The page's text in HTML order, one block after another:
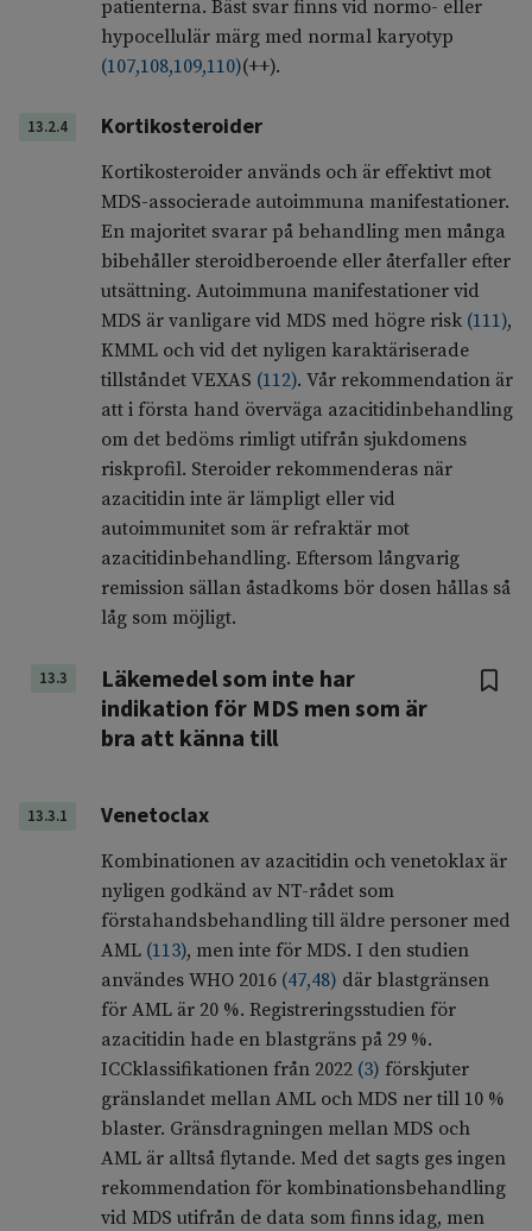
patienterna. Bäst svar finns vid normo- eller
hypocellulär märg med normal karyotyp
(107,108,109,110)(++).
13.2.4 Kortikosteroider
Kortikosteroider används och är effektivt mot
MDS-associerade autoimmuna manifestationer.
En majoritet svarar på behandling men många
bibehåller steroidberoende eller återfaller efter
utsättning. Autoimmuna manifestationer vid
MDS är vanligare vid MDS med högre risk (111),
KMML och vid det nyligen karaktäriserade
tillståndet VEXAS (112). Vår rekommendation är
att i första hand överväga azacitidinbehandling
om det bedöms rimligt utifrån sjukdomens
riskprofil. Steroider rekommenderas när
azacitidin inte är lämpligt eller vid
autoimmunitet som är refraktär mot
azacitidinbehandling. Eftersom långvarig
remission sällan åstadkoms bör dosen hållas så
låg som möjligt.
13.3
Läkemedel som inte har
indikation för MDS men som är
bra att känna till
13.3.1 Venetoclax
Kombinationen av azacitidin och venetoklax är
nyligen godkänd av NT-rådet som
förstahandsbehandling till äldre personer med
AML (113), men inte för MDS. I den studien
användes WHO 2016 (47,48) där blastgränsen
för AML är 20 %. Registreringsstudien för
azacitidin hade en blastgräns på 29 %.
ICCklassifikationen från 2022 (3) förskjuter
gränslandet mellan AML och MDS ner till 10 %
blaster. Gränsdragningen mellan MDS och
AML är alltså flytande. Med det sagts ges ingen
rekommendation för kombinationsbehandling
vid MDS utifrån de data som finns idag, men